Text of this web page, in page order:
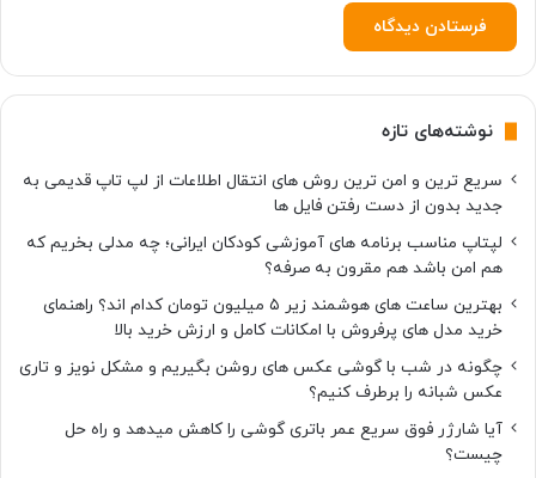
ی
ب
ن
غ
ر
نوشته‌های تازه
سریع ترین و امن ترین روش های انتقال اطلاعات از لپ تاپ قدیمی به
جدید بدون از دست رفتن فایل ها
لپتاپ مناسب برنامه های آموزشی کودکان ایرانی؛ چه مدلی بخریم که
هم امن باشد هم مقرون به صرفه؟
بهترین ساعت های هوشمند زیر ۵ میلیون تومان کدام اند؟ راهنمای
خرید مدل های پرفروش با امکانات کامل و ارزش خرید بالا
چگونه در شب با گوشی عکس های روشن بگیریم و مشکل نویز و تاری
عکس شبانه را برطرف کنیم؟
آیا شارژر فوق سریع عمر باتری گوشی را کاهش میدهد و راه حل
چیست؟